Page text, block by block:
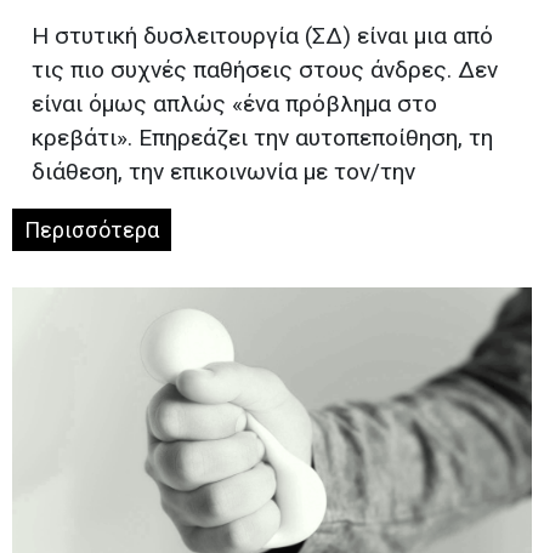
Η στυτική δυσλειτουργία (ΣΔ) είναι μια από
τις πιο συχνές παθήσεις στους άνδρες. Δεν
είναι όμως απλώς «ένα πρόβλημα στο
κρεβάτι». Επηρεάζει την αυτοπεποίθηση, τη
διάθεση, την επικοινωνία με τον/την
Περισσότερα